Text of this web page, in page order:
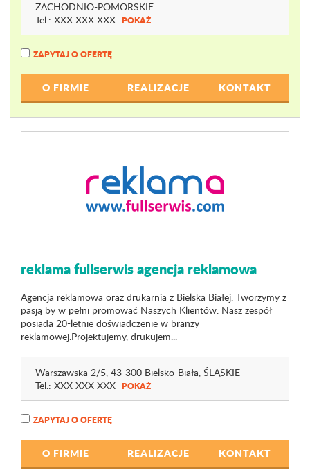
ZACHODNIO-POMORSKIE
Tel.: XXX XXX XXX POKAŻ
ZAPYTAJ O OFERTĘ
O FIRMIE REALIZACJE KONTAKT
reklama fullserwis agencja reklamowa
Agencja reklamowa oraz drukarnia z Bielska Białej. Tworzymy z
pasją by w pełni promować Naszych Klientów. Nasz zespół
posiada 20-letnie doświadczenie w branży
reklamowej.Projektujemy, drukujem...
Warszawska 2/5, 43-300 Bielsko-Biała, ŚLĄSKIE
Tel.: XXX XXX XXX POKAŻ
ZAPYTAJ O OFERTĘ
O FIRMIE REALIZACJE KONTAKT